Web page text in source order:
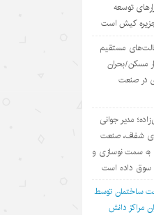
توسعه
کیش است
مستقیم
مسکن/بحران
در صنعت
مدیر جوانی
شفاف، صنعت
به سمت نوسازی و
سوق داده است
ساختمان توسط
مراكز دانش